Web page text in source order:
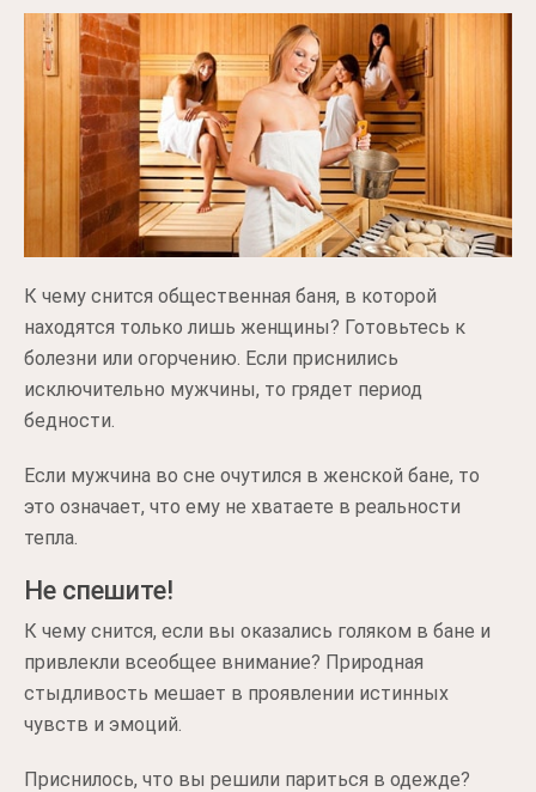
К чему снится общественная баня, в которой
находятся только лишь женщины? Готовьтесь к
болезни или огорчению. Если приснились
исключительно мужчины, то грядет период
бедности.
Если мужчина во сне очутился в женской бане, то
это означает, что ему не хватаете в реальности
тепла.
Не спешите!
К чему снится, если вы оказались голяком в бане и
привлекли всеобщее внимание? Природная
стыдливость мешает в проявлении истинных
чувств и эмоций.
Приснилось, что вы решили париться в одежде?